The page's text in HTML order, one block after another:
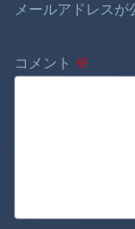
メールアドレスが
コメント ※